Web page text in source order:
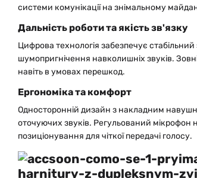
системи комунікації на знімальному
Дальність роботи та якість зв'язку
Цифрова технологія забезпечує
шумопригнічення навколишніх звуків.
навіть в умовах перешкод.
Ергономіка та комфорт
Односторонній дизайн з накладним
оточуючих звуків. Регульований мікрофон
позиціонування для чіткої передачі голосу.